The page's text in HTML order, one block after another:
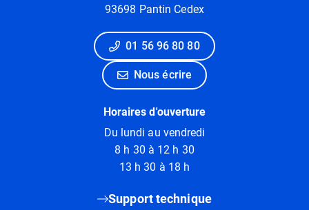
93698 Pantin Cedex
01 56 96 80 80
Nous écrire
Horaires d'ouverture
Du lundi au vendredi
8 h 30 à 12 h 30
13 h 30 à 18 h
Support technique